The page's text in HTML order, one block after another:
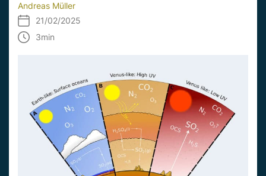
Andreas Müller
21/02/2025
3min